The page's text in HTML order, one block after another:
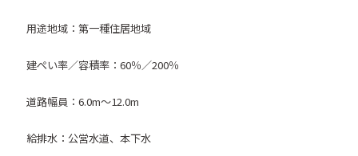
用途地域：第一種住居地域
建ぺい率／容積率：60％／200％
道路幅員：6.0m～12.0m
給排水：公営水道、本下水